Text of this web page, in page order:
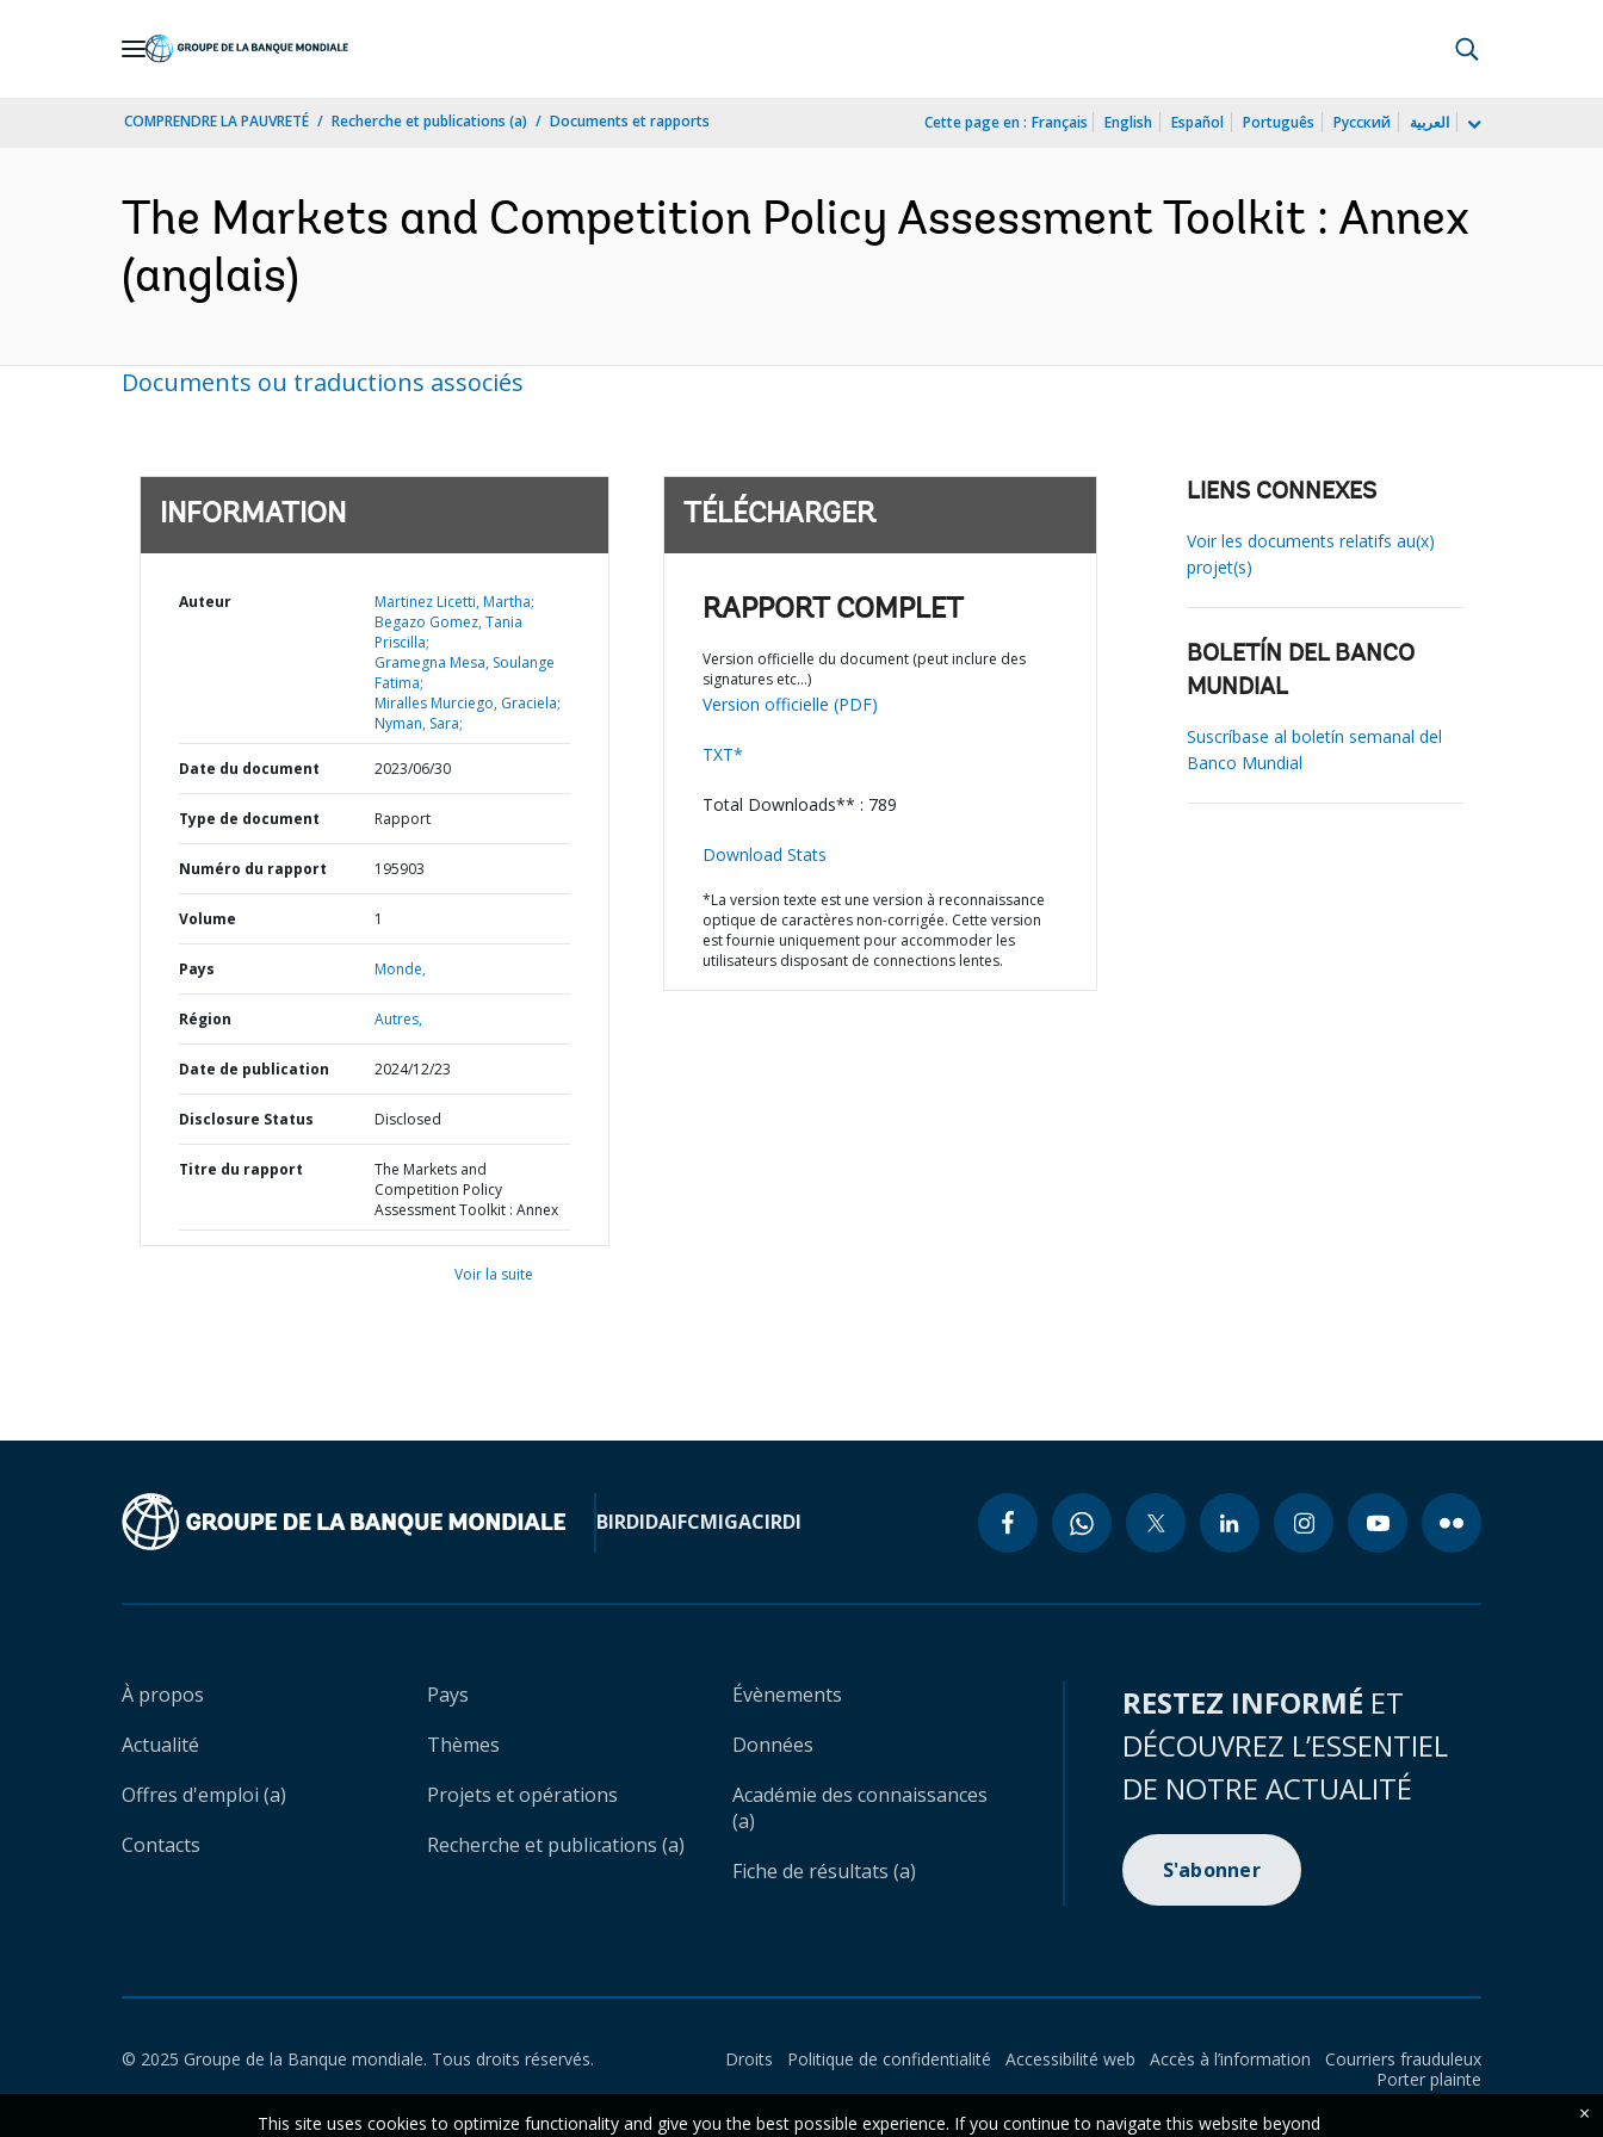
COMPRENDRE LA PAUVRETÉ Recherche et publications (a) Documents et rapports Cette page en : Français English Español Português Русский العربية
The Markets and Competition Policy Assessment Toolkit : Annex
(anglais)
Documents ou traductions associés
INFORMATION
Auteur
Martinez Licetti, Martha;
Begazo Gomez, Tania
Priscilla;
Gramegna Mesa, Soulange
Fatima;
Miralles Murciego, Graciela;
Nyman, Sara;
Date du document 2023/06/30
Type de document Rapport
Numéro du rapport 195903
Volume 1
Pays Monde,
Région Autres,
Date de publication 2024/12/23
Disclosure Status Disclosed
Titre du rapport
The Markets and
Competition Policy
Assessment Toolkit : Annex
Voir la suite
TÉLÉCHARGER
RAPPORT COMPLET
Version officielle du document (peut inclure des
signatures etc…)
Version officielle (PDF)
TXT*
Total Downloads** : 789
Download Stats
*La version texte est une version à reconnaissance
optique de caractères non-corrigée. Cette version
est fournie uniquement pour accommoder les
utilisateurs disposant de connections lentes.
LIENS CONNEXES
Voir les documents relatifs au(x)
projet(s)
BOLETÍN DEL BANCO
MUNDIAL
Suscríbase al boletín semanal del
Banco Mundial
BIRDIDAIFCMIGACIRDI
À propos
Actualité
Offres d'emploi (a)
Contacts
Pays
Thèmes
Projets et opérations
Recherche et publications (a)
Évènements
Données
Académie des connaissances
(a)
Fiche de résultats (a)
RESTEZ INFORMÉ ET
DÉCOUVREZ L’ESSENTIEL
DE NOTRE ACTUALITÉ
S'abonner
© 2025 Groupe de la Banque mondiale. Tous droits réservés. Droits Politique de confidentialité Accessibilité web Accès à l’information
Courriers frauduleux
Porter plainte
This site uses cookies to optimize functionality and give you the best possible experience. If you continue to navigate this website beyond
×